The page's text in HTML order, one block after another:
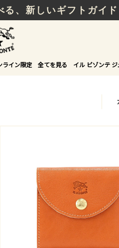
る、新しいギフトガイド
ライン限定 全てを見る イル ビゾンテ ジ